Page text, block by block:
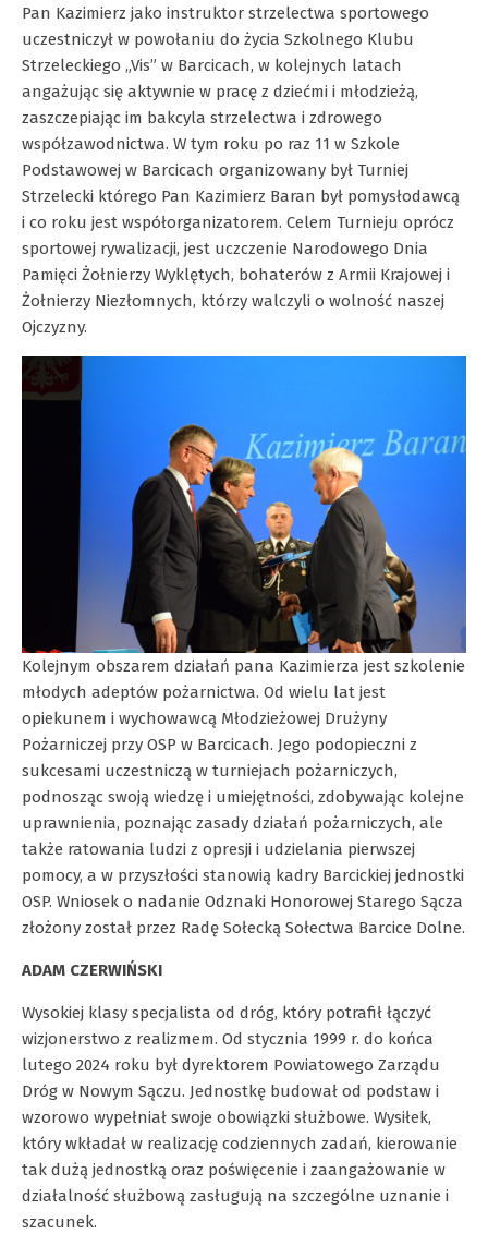
Pan Kazimierz jako instruktor strzelectwa sportowego
uczestniczył w powołaniu do życia Szkolnego Klubu
Strzeleckiego „Vis” w Barcicach, w kolejnych latach
angażując się aktywnie w pracę z dziećmi i młodzieżą,
zaszczepiając im bakcyla strzelectwa i zdrowego
współzawodnictwa. W tym roku po raz 11 w Szkole
Podstawowej w Barcicach organizowany był Turniej
Strzelecki którego Pan Kazimierz Baran był pomysłodawcą
i co roku jest współorganizatorem. Celem Turnieju oprócz
sportowej rywalizacji, jest uczczenie Narodowego Dnia
Pamięci Żołnierzy Wyklętych, bohaterów z Armii Krajowej i
Żołnierzy Niezłomnych, którzy walczyli o wolność naszej
Ojczyzny.
Kolejnym obszarem działań pana Kazimierza jest szkolenie
młodych adeptów pożarnictwa. Od wielu lat jest
opiekunem i wychowawcą Młodzieżowej Drużyny
Pożarniczej przy OSP w Barcicach. Jego podopieczni z
sukcesami uczestniczą w turniejach pożarniczych,
podnosząc swoją wiedzę i umiejętności, zdobywając kolejne
uprawnienia, poznając zasady działań pożarniczych, ale
także ratowania ludzi z opresji i udzielania pierwszej
pomocy, a w przyszłości stanowią kadry Barcickiej jednostki
OSP. Wniosek o nadanie Odznaki Honorowej Starego Sącza
złożony został przez Radę Sołecką Sołectwa Barcice Dolne.
ADAM CZERWIŃSKI
Wysokiej klasy specjalista od dróg, który potrafił łączyć
wizjonerstwo z realizmem. Od stycznia 1999 r. do końca
lutego 2024 roku był dyrektorem Powiatowego Zarządu
Dróg w Nowym Sączu. Jednostkę budował od podstaw i
wzorowo wypełniał swoje obowiązki służbowe. Wysiłek,
który wkładał w realizację codziennych zadań, kierowanie
tak dużą jednostką oraz poświęcenie i zaangażowanie w
działalność służbową zasługują na szczególne uznanie i
szacunek.